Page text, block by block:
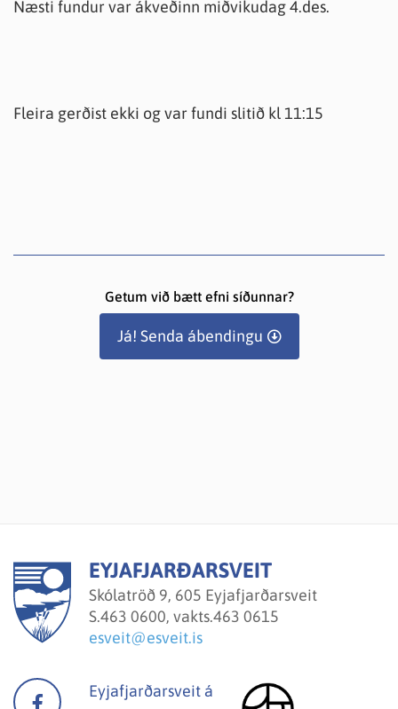
Næsti fundur var ákveðinn miðvikudag 4.des.
Fleira gerðist ekki og var fundi slitið kl 11:15
Getum við bætt efni síðunnar?
Já! Senda ábendingu
EYJAFJARÐARSVEIT
Skólatröð 9, 605 Eyjafjarðarsveit
S.463 0600, vakts.463 0615
esveit@esveit.is
Eyjafjarðarsveit á